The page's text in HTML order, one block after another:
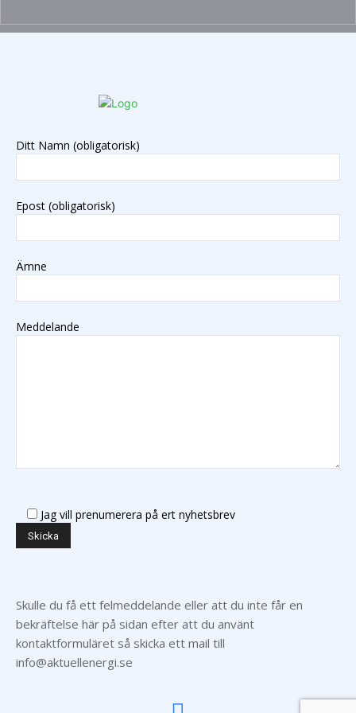
Ditt Namn (obligatorisk)
Epost (obligatorisk)
Ämne
Meddelande
Jag vill prenumerera på ert nyhetsbrev
Skulle du få ett felmeddelande eller att du inte får en
bekräftelse här på sidan efter att du använt
kontaktformuläret så skicka ett mail till
info@aktuellenergi.se